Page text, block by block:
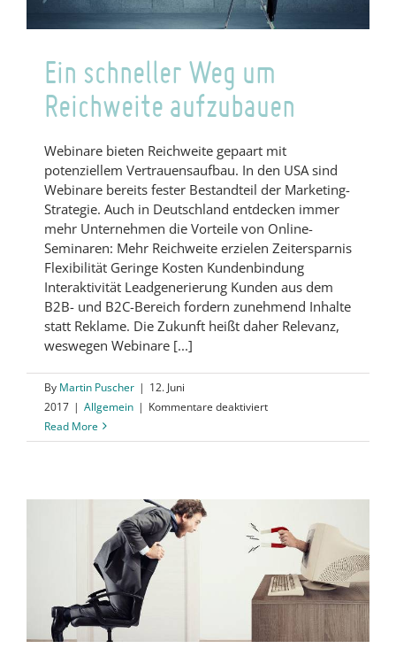
Ein schneller Weg um
Reichweite aufzubauen
Webinare bieten Reichweite gepaart mit
potenziellem Vertrauensaufbau. In den USA sind
Webinare bereits fester Bestandteil der Marketing-
Strategie. Auch in Deutschland entdecken immer
mehr Unternehmen die Vorteile von Online-
Seminaren: Mehr Reichweite erzielen Zeitersparnis
Flexibilität Geringe Kosten Kundenbindung
Interaktivität Leadgenerierung Kunden aus dem
B2B- und B2C-Bereich fordern zunehmend Inhalte
statt Reklame. Die Zukunft heißt daher Relevanz,
weswegen Webinare [...]
By Martin Puscher | 12. Juni
2017 | Allgemein | Kommentare deaktiviertfür
schneller
Reichweite
aufzubauen
Read More